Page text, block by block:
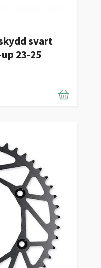
svart
23-25